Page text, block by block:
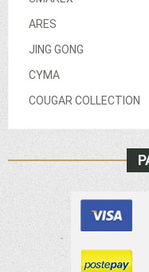
ARES
JING GONG
CYMA
COUGAR COLLECTION